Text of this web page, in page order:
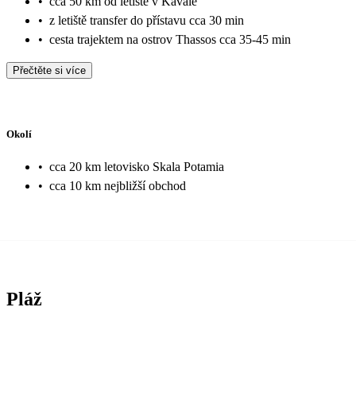
• z letiště transfer do přístavu cca 30 min
• cesta trajektem na ostrov Thassos cca 35-45 min
Přečtěte si více
Okolí
• cca 20 km letovisko Skala Potamia
• cca 10 km nejbližší obchod
Pláž